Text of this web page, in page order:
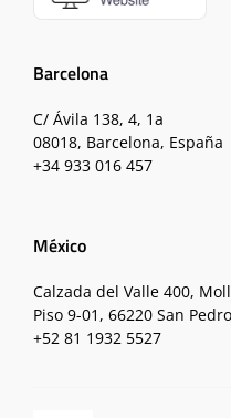
Barcelona
C/ Ávila 138, 4, 1a
08018, Barcelona, España
+34 933 016 457
México
Calzada del Valle 400,
Piso 9-01, 66220 San
+52 81 1932 5527